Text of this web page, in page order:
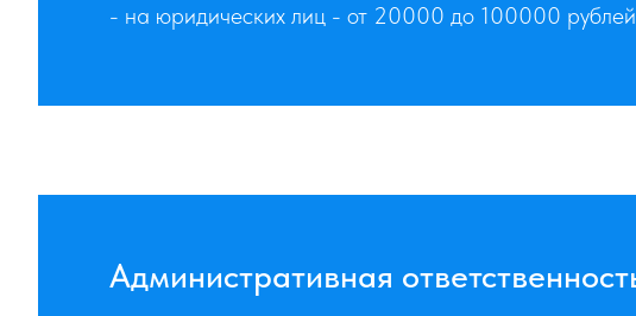
- на юридических лиц - от 20000 до 100000
Административная